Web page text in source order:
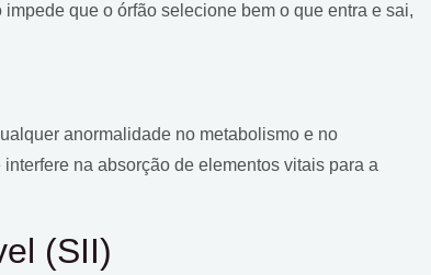
que o órfão selecione bem o que entra e sai,
anormalidade no metabolismo e no
na absorção de elementos vitais para a
(SII)